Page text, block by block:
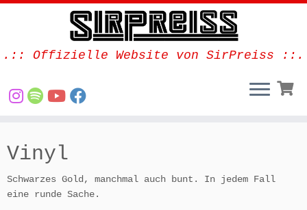
Inhalt
springen
.:: Offizielle Website von SirPreiss ::.
Vinyl
Schwarzes Gold, manchmal auch bunt. In jedem Fall
eine runde Sache.